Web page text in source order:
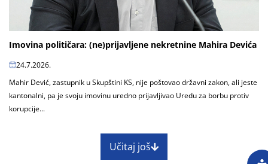
Imovina političara: (ne)prijavljene nekretnine Mahira Devića
24.7.2026.
Mahir Dević, zastupnik u Skupštini KS, nije poštovao državni zakon, ali jeste
kantonalni, pa je svoju imovinu uredno prijavljivao Uredu za borbu protiv
korupcije...
Učitaj još